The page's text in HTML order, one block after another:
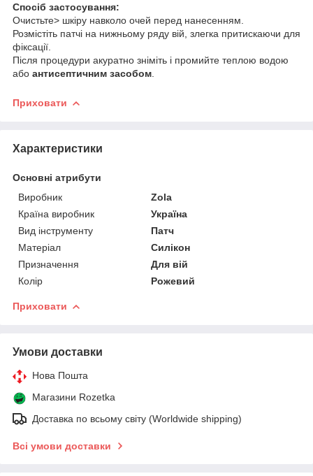
Спосіб застосування:
Очистьте> шкіру навколо очей перед нанесенням.
Розмістіть патчі на нижньому ряду вій, злегка притискаючи для
фіксації.
Після процедури акуратно зніміть і промийте теплою водою
або антисептичним засобом
Приховати
Характеристики
Основні атрибути
Виробник
Zola
Країна виробник
Україна
Вид інструменту
Патч
Матеріал
Силікон
Призначення
Для вій
Колір
Рожевий
Приховати
Умови доставки
Нова Пошта
Магазини Rozetka
Доставка по всьому світу (Worldwide shipping)
Всі умови доставки